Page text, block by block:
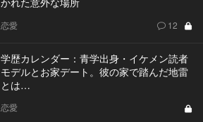
恋愛 12
学歴カレンダー：青学出身・イケメン読者
モデルとお家デート。彼の家で踏んだ地雷
とは…
恋愛